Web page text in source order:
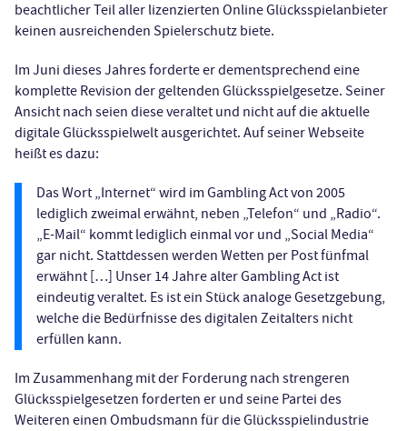
beachtlicher Teil aller lizenzierten Online Glücksspielanbieter
keinen ausreichenden Spielerschutz biete.
Im Juni dieses Jahres forderte er dementsprechend eine
komplette Revision der geltenden Glücksspielgesetze. Seiner
Ansicht nach seien diese veraltet und nicht auf die aktuelle
digitale Glücksspielwelt ausgerichtet. Auf seiner Webseite
heißt es dazu:
Das Wort „Internet“ wird im Gambling Act von 2005
lediglich zweimal erwähnt, neben „Telefon“ und „Radio“.
„E-Mail“ kommt lediglich einmal vor und „Social Media“
gar nicht. Stattdessen werden Wetten per Post fünfmal
erwähnt […] Unser 14 Jahre alter Gambling Act ist
eindeutig veraltet. Es ist ein Stück analoge Gesetzgebung,
welche die Bedürfnisse des digitalen Zeitalters nicht
erfüllen kann.
Im Zusammenhang mit der Forderung nach strengeren
Glücksspielgesetzen forderten er und seine Partei des
Weiteren einen Ombudsmann für die Glücksspielindustrie